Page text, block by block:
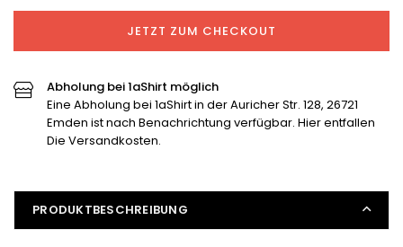
Crocodiles
verringern
Crocodiles
Sportshirt
erhöhen
JETZT ZUM CHECKOUT
Abholung bei 1aShirt möglich
Eine Abholung bei 1aShirt in der Auricher Str. 128, 26721
Emden ist nach Benachrichtung verfügbar. Hier entfallen
Die Versandkosten.
PRODUKTBESCHREIBUNG